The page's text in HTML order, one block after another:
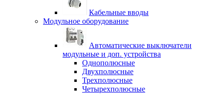
Кабельные вводы
Модульное оборудование
Автоматические выключатели
модульные и доп. устройства
Однополюсные
Двухполюсные
Трехполюсные
Четырехполюсные